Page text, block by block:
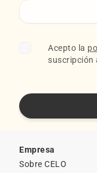
Acepto la
suscripción
Empresa
Sobre CELO